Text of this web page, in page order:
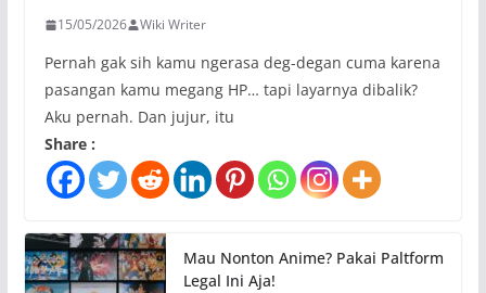
15/05/2026 Wiki Writer
Pernah gak sih kamu ngerasa deg-degan cuma karena
pasangan kamu megang HP… tapi layarnya dibalik?
Aku pernah. Dan jujur, itu
Share :
Mau Nonton Anime? Pakai Paltform
Legal Ini Aja!